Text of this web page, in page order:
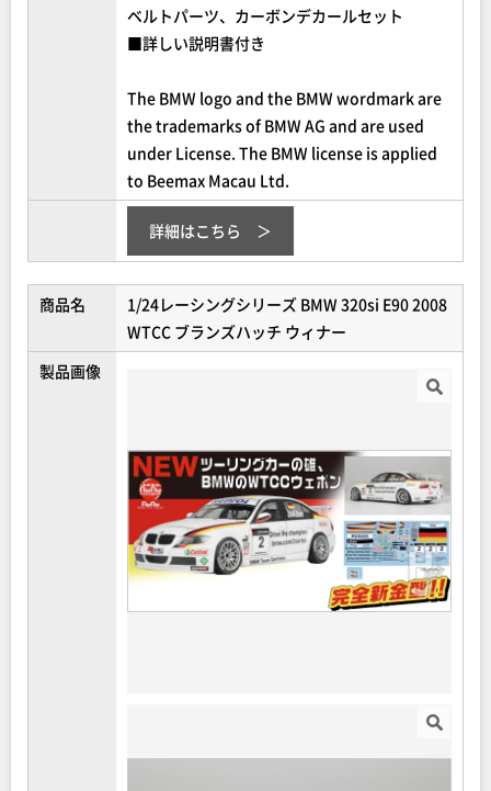
ベルトパーツ、カーボンデカールセット
■詳しい説明書付き
The BMW logo and the BMW wordmark are
the trademarks of BMW AG and are used
under License. The BMW license is applied
to Beemax Macau Ltd.
詳細はこちら
商品名
1/24レーシングシリーズ BMW 320si E90 2008
WTCC ブランズハッチ ウィナー
製品画像